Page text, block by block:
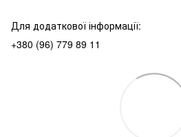
Для додаткової інформації:
+380 (96) 779 89 11